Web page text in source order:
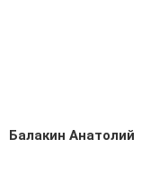
Балакин Анатолий